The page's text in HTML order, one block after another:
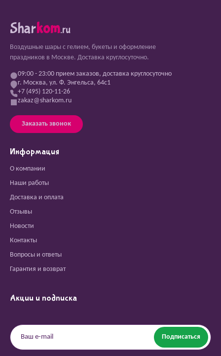
Sharkom.ru
Воздушные шары с гелием, букеты и оформление
праздников в Москве. Доставка круглосуточно.
09:00 - 23:00 прием заказов, доставка круглосуточно
г. Москва, ул. Ф. Энгельса, 64с1
+7 (495) 120-11-26
zakaz@sharkom.ru
Заказать звонок
Информация
О компании
Наши работы
Доставка и оплата
Отзывы
Новости
Контакты
Вопросы и ответы
Гарантия и возврат
Акции и подписка
Подписаться